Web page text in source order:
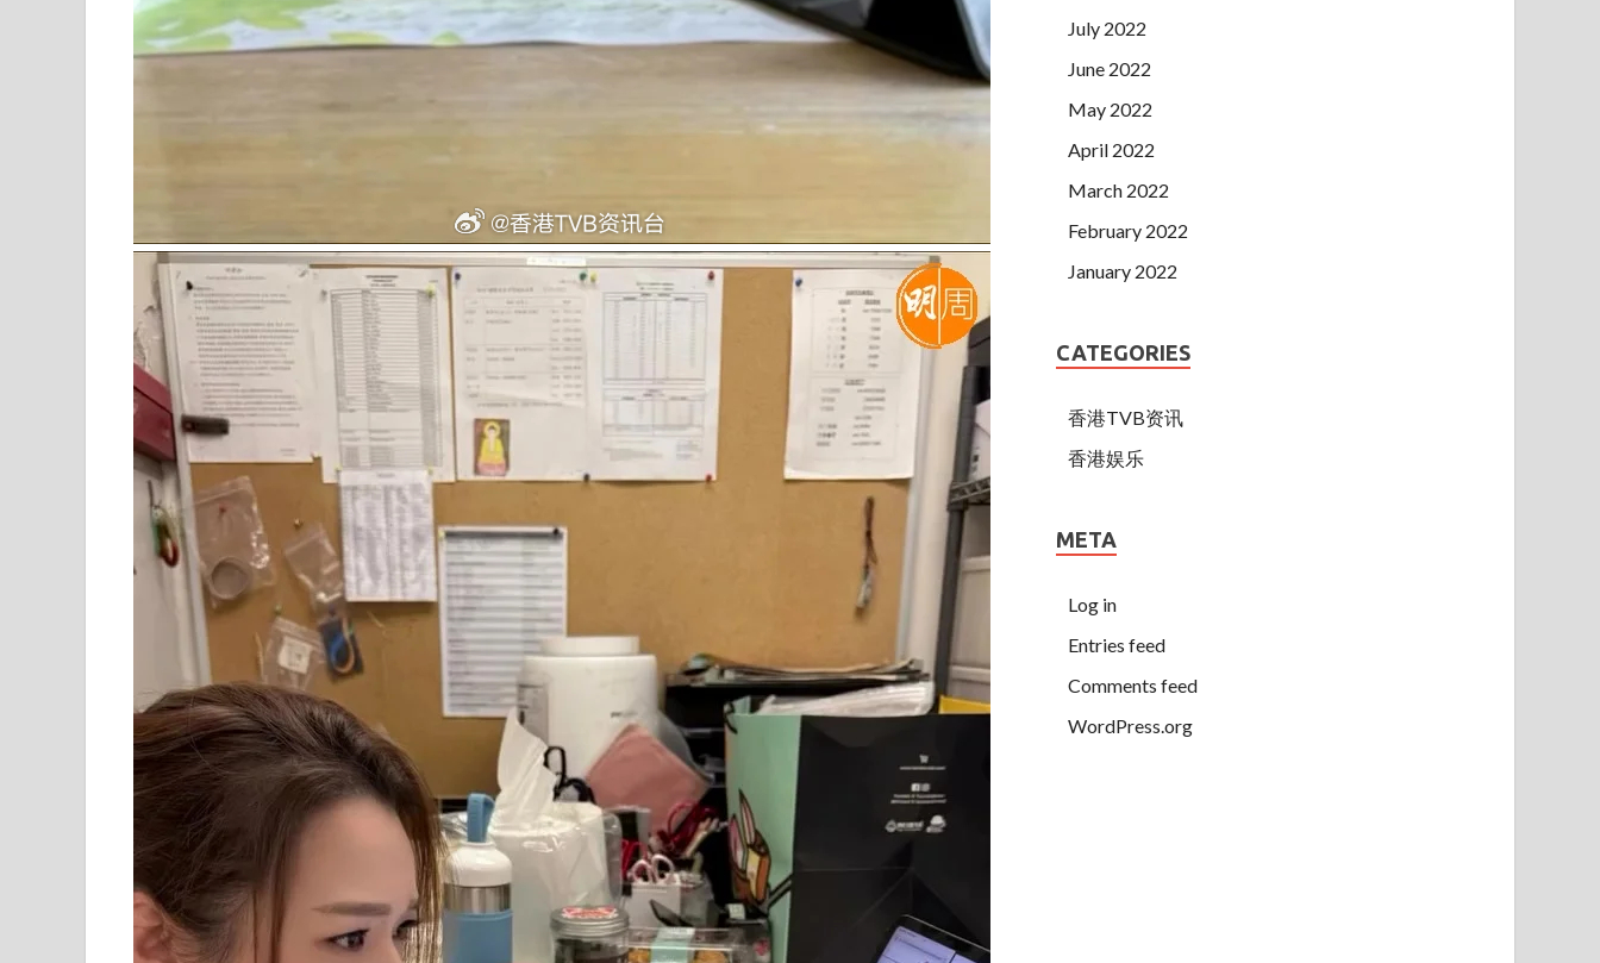
July 2022
June 2022
May 2022
April 2022
March 2022
February 2022
January 2022
CATEGORIES
香港TVB资讯
香港娱乐
META
Log in
Entries feed
Comments feed
WordPress.org